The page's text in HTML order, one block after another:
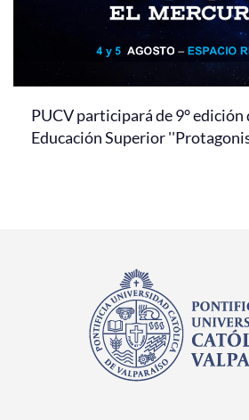
PUCV participará de 9° edición
Educación Superior